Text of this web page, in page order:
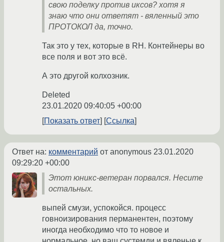
свою поделку против иксов? хотя я
знаю что они ответят - вяленный это
ПРОТОКОЛ да, точно.
Так это у тех, которые в RH. Контейнеры во
все поля и вот это всё.
А это другой колхозник.
Deleted
23.01.2020 09:40:05 +00:00
Показать ответ
Ссылка
Ответ на: комментарий от anonymous 23.01.2020
09:29:20 +00:00
Этот юникс-ветеран порвался. Несите
остальных.
выпей смузи, успокойся. процесс
говноизирования перманентен, поэтому
иногда необходимо что то новое и